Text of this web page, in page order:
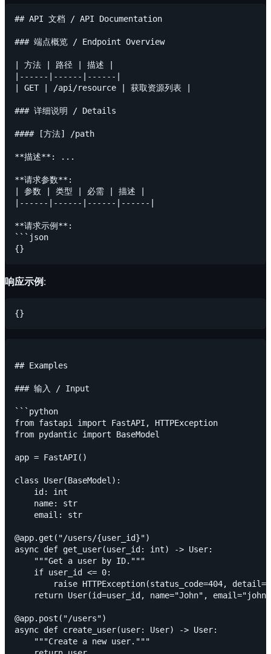
## API 文档 / API Documentation
### 端点概览 / Endpoint Overview
| 方法 | 路径 | 描述 |
|------|------|------|
| GET | /api/resource | 获取资源列表 |
### 详细说明 / Details
#### [方法] /path
**描述**: ...
**请求参数**:
| 参数 | 类型 | 必需 | 描述 |
|------|------|------|------|
**请求示例**:
```json
响应示例 :
## Examples
### 输入 / Input
```python
from fastapi import FastAPI, HTTPException
from pydantic import BaseModel
app = FastAPI()
class User(BaseModel):
    id: int
    name: str
    email: str
@app.get("/users/{user_id}")
async def get_user(user_id: int) -> User:
    """Get a user by ID."""
    if user_id <= 0:
raise HTTPException(status_code=404,
return User(id=user_id, name="John",
@app.post("/users")
async def create_user(user: User) -> User:
    """Create a new user."""